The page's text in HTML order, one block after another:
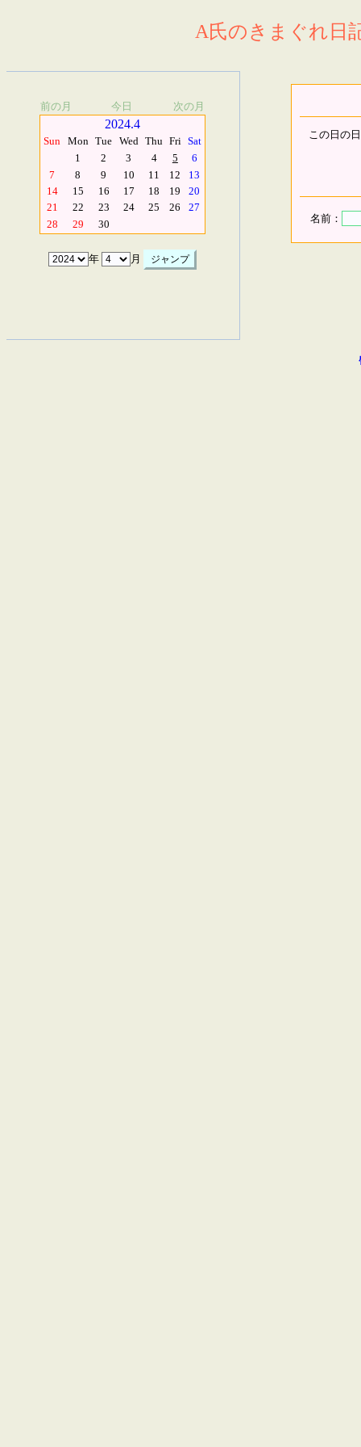
A氏のきまぐれ日
前の月 今日 次の月
2024.4
Sun Mon Tue Wed Thu Fri Sat
1
2 3 4 5
6
7
8 9 10 11 12
13
14
15 16 17 18 19
20
21
22 23 24 25 26
27
28
29 30
年 月
この日の
名前：